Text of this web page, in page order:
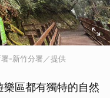
-新竹分署／提供
區都有獨特的自然